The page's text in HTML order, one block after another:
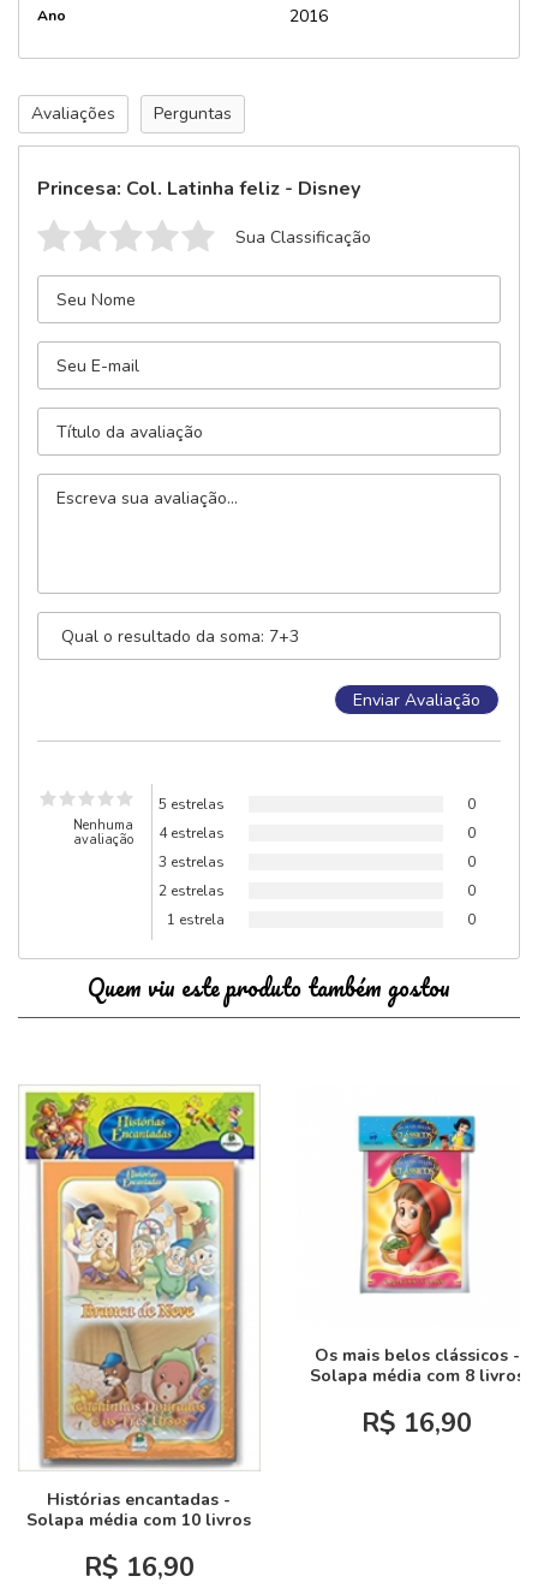
Ano 2016
Avaliações Perguntas
Princesa: Col. Latinha feliz - Disney
Sua Classificação
Nenhuma
avaliação
5 estrelas
0
4 estrelas
0
3 estrelas
0
2 estrelas
0
1 estrela
0
Quem viu este produto também gostou
Histórias encantadas -
Solapa média com 10 livros
R$ 16,90
Os mais belos clássicos -
Solapa média com 8 livros
R$ 16,90